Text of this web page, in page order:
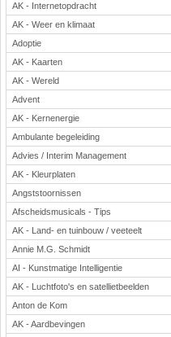
AK - Internetopdracht
AK - Weer en klimaat
Adoptie
AK - Kaarten
AK - Wereld
Advent
AK - Kernenergie
Ambulante begeleiding
Advies / Interim Management
AK - Kleurplaten
Angststoornissen
Afscheidsmusicals - Tips
AK - Land- en tuinbouw / veeteelt
Annie M.G. Schmidt
AI - Kunstmatige Intelligentie
AK - Luchtfoto's en satellietbeelden
Anton de Kom
AK - Aardbevingen